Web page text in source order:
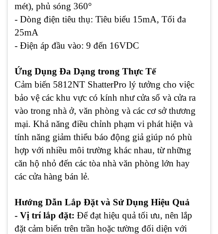
mét), phủ sóng 360°
- Dòng điện tiêu thụ: Tiêu biểu 15mA, Tối đa
25mA
- Điện áp đầu vào: 9 đến 16VDC
Ứng Dụng Đa Dạng trong Thực Tế
Cảm biến 5812NT ShatterPro lý tưởng cho việc
bảo vệ các khu vực có kính như cửa sổ và cửa ra
vào trong nhà ở, văn phòng và các cơ sở thương
mại. Khả năng điều chỉnh phạm vi phát hiện và
tính năng giảm thiểu báo động giả giúp nó phù
hợp với nhiều môi trường khác nhau, từ những
căn hộ nhỏ đến các tòa nhà văn phòng lớn hay
các cửa hàng bán lẻ.
Hướng Dẫn Lắp Đặt và Sử Dụng Hiệu Quả
- Vị trí lắp đặt: Để đạt hiệu quả tối ưu, nên lắp
đặt cảm biến trên trần hoặc tường đối diện với